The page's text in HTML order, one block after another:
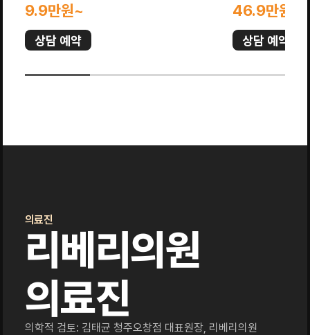
9.9만원~
상담 예약
46.9만원~
상담 예약
의료진
리베리의원
의료진
의학적 검토: 김태균 청주오창점 대표원장, 리베리의원